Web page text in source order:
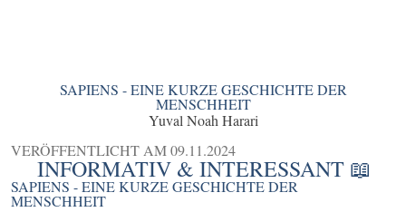
SAPIENS - EINE KURZE GESCHICHTE DER
MENSCHHEIT
Yuval Noah Harari
VERÖFFENTLICHT AM09.11.2024
INFORMATIV & INTERESSANT 📖
SAPIENS - EINE KURZE GESCHICHTE DER
MENSCHHEIT